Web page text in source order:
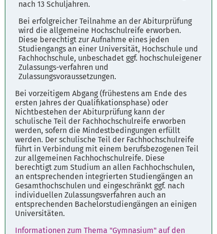
nach 13 Schuljahren.
Bei erfolgreicher Teilnahme an der Abiturprüfung
wird die allgemeine Hochschulreife erworben.
Diese berechtigt zur Aufnahme eines jeden
Studiengangs an einer Universität, Hochschule und
Fachhochschule, unbeschadet ggf. hochschuleigener
Zulassungs-verfahren und
Zulassungsvoraussetzungen.
Bei vorzeitigem Abgang (frühestens am Ende des
ersten Jahres der Qualifikationsphase) oder
Nichtbestehen der Abiturprüfung kann der
schulische Teil der Fachhochschulreife erworben
werden, sofern die Mindestbedingungen erfüllt
werden. Der schulische Teil der Fachhochschulreife
führt in Verbindung mit einem berufsbezogenen Teil
zur allgemeinen Fachhochschulreife. Diese
berechtigt zum Studium an allen Fachhochschulen,
an entsprechenden integrierten Studiengängen an
Gesamthochschulen und eingeschränkt ggf. nach
individuellen Zulassungsverfahren auch an
entsprechenden Bachelorstudiengängen an einigen
Universitäten.
Informationen zum Thema "Gymnasium" auf den